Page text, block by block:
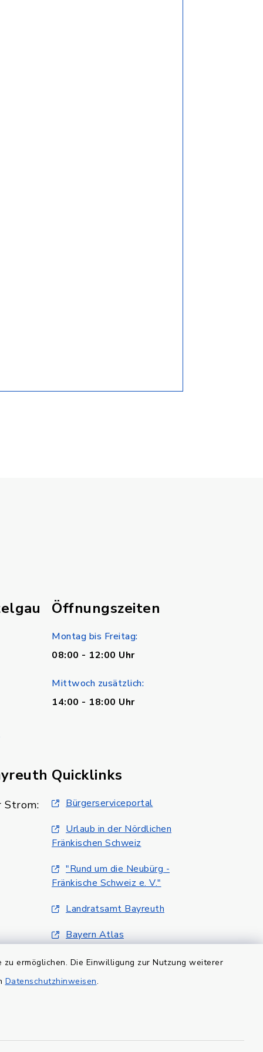
ermöglichen. Die Einwilligung zur Nutzung weiterer
Datenschutzhinweisen.
Öffnungszeiten
Montag bis Freitag:
08:00 - 12:00 Uhr
Mittwoch zusätzlich:
14:00 - 18:00 Uhr
Strom:
Quicklinks
Bürgerserviceportal
Urlaub in der Nördlichen
Fränkischen Schweiz
"Rund um die Neubürg -
Fränkische Schweiz e. V."
Landratsamt Bayreuth
Bayern Atlas
Klimaschutzmanagment